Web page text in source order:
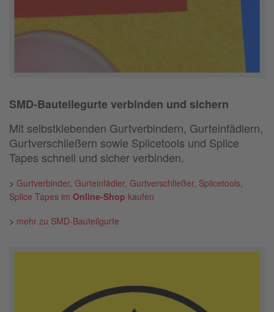
SMD-Bauteilegurte verbinden und sichern
Mit selbstklebenden Gurtverbindern, Gurteinfädlern,
Gurtverschließern sowie Splicetools und Splice
Tapes schnell und sicher verbinden.
> Gurtverbinder, Gurteinfädler, Gurtverschließer, Splicetools,
Splice Tapes im Online-Shop kaufen
> mehr zu SMD-Bauteilgurte